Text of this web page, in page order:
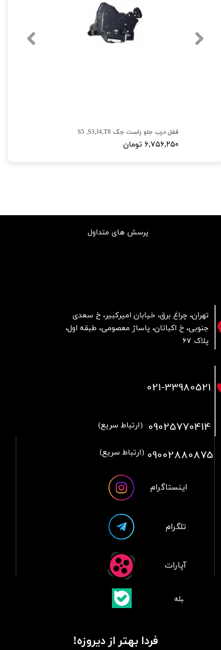
قفل درب جلو راست جک S5 ,S3,J4,T8
۶,۷۵۶,۲۵۰ تومان
تهران، چراغ برق، خیابان امیرکبیر، خ سعدی
جنوبی، خ اکباتان، پاساژ معصومی، طبقه اول،
پلاک 67
پرسش های متداول
021-33980521
09025770414 (ارتباط سریع)
09002880875 (ارتباط سریع)
فردا بهتر از دیروزه!
آپارات
تلگرام
اینستاگرام
​بلبله​​​​​​​بله